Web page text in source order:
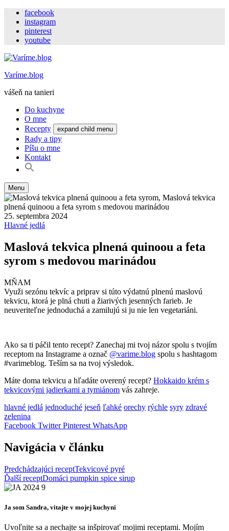
facebook
instagram
pinterest
youtube
Varíme.blog
vášeň na tanieri
Do kuchyne
O mne
Recepty
expand child menu
Rady a tipy
Píšu o mne
Kontakt
Menu
25. septembra 2024
Hlavné jedlá
Maslová tekvica plnená quinoou a feta
syrom s medovou marinádou
MŇAM
Využi sezónu tekvíc a priprav si túto výdatnú plnenú maslovú
tekvicu, ktorá je plná chuti a žiarivých jesenných farieb. Je
neuveriteľne jednoduchá a zamilujú si ju nie len vegetariáni.
Ako sa ti páčil tento recept? Zanechaj mi tvoj názor spolu s tvojím
receptom na Instagrame a označ @varime.blog spolu s hashtagom
#varimeblog. Teším sa na tvoj výsledok.
Máte doma tekvicu a hľadáte overený recept? Hokkaido krém s
tekvicovými jadierkami a tymiánom vás zahreje.
hlavné jedlá jednoduché jeseň ľahké orechy rýchle syry zdravé
zelenina
Facebook Twitter Pinterest WhatsApp
Navigácia v článku
Predchádzajúci receptTekvicové pyré
Ďalší receptDomáci pumpkin spice sirup
Ja som Sandra, vitajte v mojej kuchyni
Uvoľnite sa a nechajte sa inšpirovať mojimi receptami. Mojím